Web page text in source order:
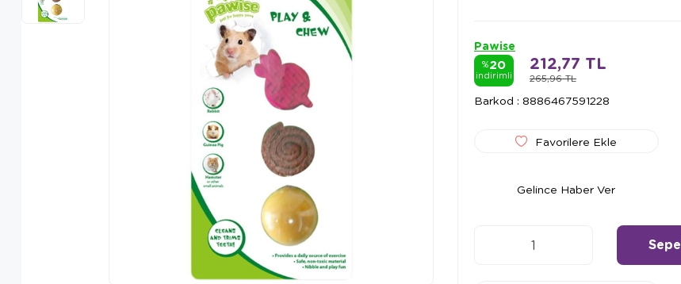
Pawise
%20
indirimli 265,96 TL
212,77 TL
Barkod : 8886467591228
Favorilere Ekle
Gelince Haber Ver